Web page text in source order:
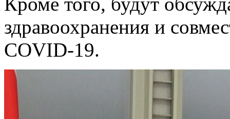
здравоохранения и
COVID-19.